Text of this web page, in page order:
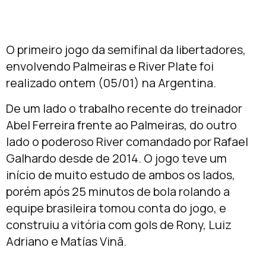
O primeiro jogo da semifinal da libertadores,
envolvendo Palmeiras e River Plate foi
realizado ontem (05/01) na Argentina.
De um lado o trabalho recente do treinador
Abel Ferreira frente ao Palmeiras, do outro
lado o poderoso River comandado por Rafael
Galhardo desde de 2014. O jogo teve um
início de muito estudo de ambos os lados,
porém após 25 minutos de bola rolando a
equipe brasileira tomou conta do jogo, e
construiu a vitória com gols de Rony, Luiz
Adriano e Matías Vinã.